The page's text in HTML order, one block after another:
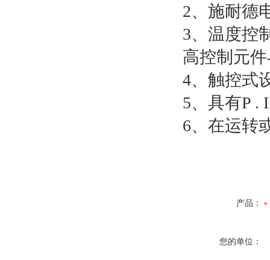
2、施耐德
3、温度控
高控制元
4、触控式
5、具有P .
6、在运转
产品：
您的单位：